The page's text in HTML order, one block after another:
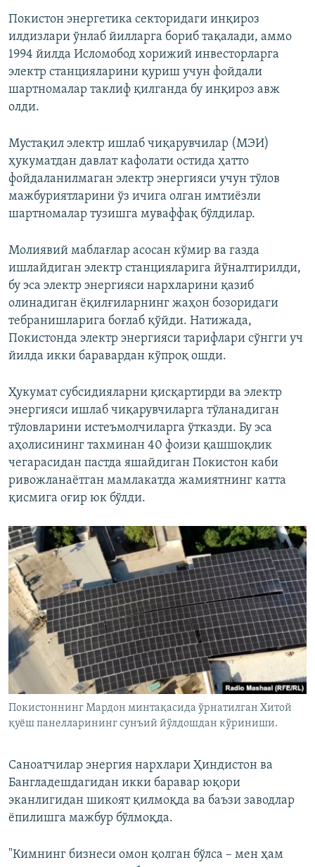
Покистон энергетика секторидаги инқироз
илдизлари ўнлаб йилларга бориб тақалади, аммо
1994 йилда Исломобод хорижий инвесторларга
электр станцияларини қуриш учун фойдали
шартномалар таклиф қилганда бу инқироз авж
олди.
Мустақил электр ишлаб чиқарувчилар (МЭИ)
ҳукуматдан давлат кафолати остида ҳатто
фойдаланилмаган электр энергияси учун тўлов
мажбуриятларини ўз ичига олган имтиёзли
шартномалар тузишга муваффақ бўлдилар.
Молиявий маблағлар асосан кўмир ва газда
ишлайдиган электр станцияларига йўналтирилди,
бу эса электр энергияси нархларини қазиб
олинадиган ёқилғиларнинг жаҳон бозоридаги
тебранишларига боғлаб қўйди. Натижада,
Покистонда электр энергияси тарифлари сўнгги уч
йилда икки баравардан кўпроқ ошди.
Ҳукумат субсидияларни қисқартирди ва электр
энергияси ишлаб чиқарувчиларга тўланадиган
тўловларини истеъмолчиларга ўтказди. Бу эса
аҳолисининг тахминан 40 фоизи қашшоқлик
чегарасидан пастда яшайдиган Покистон каби
ривожланаётган мамлакатда жамиятнинг катта
қисмига оғир юк бўлди.
Покистоннинг Мардон минтақасида ўрнатилган Хитой
қуёш панелларининг сунъий йўлдошдан кўриниши.
Саноатчилар энергия нархлари Ҳиндистон ва
Бангладешдагидан икки баравар юқори
эканлигидан шикоят қилмоқда ва баъзи заводлар
ёпилишга мажбур бўлмоқда.
"Кимнинг бизнеси омон қолган бўлса – мен ҳам